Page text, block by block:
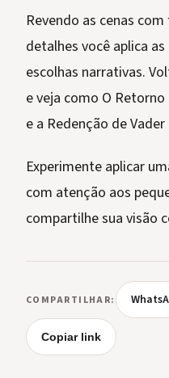
Revendo as cenas
detalhes você aplica
escolhas narrativas.
e veja como O
e a Redenção de
Experimente aplicar
com atenção aos
compartilhe sua visão
COMPARTILHAR:
Copiar link